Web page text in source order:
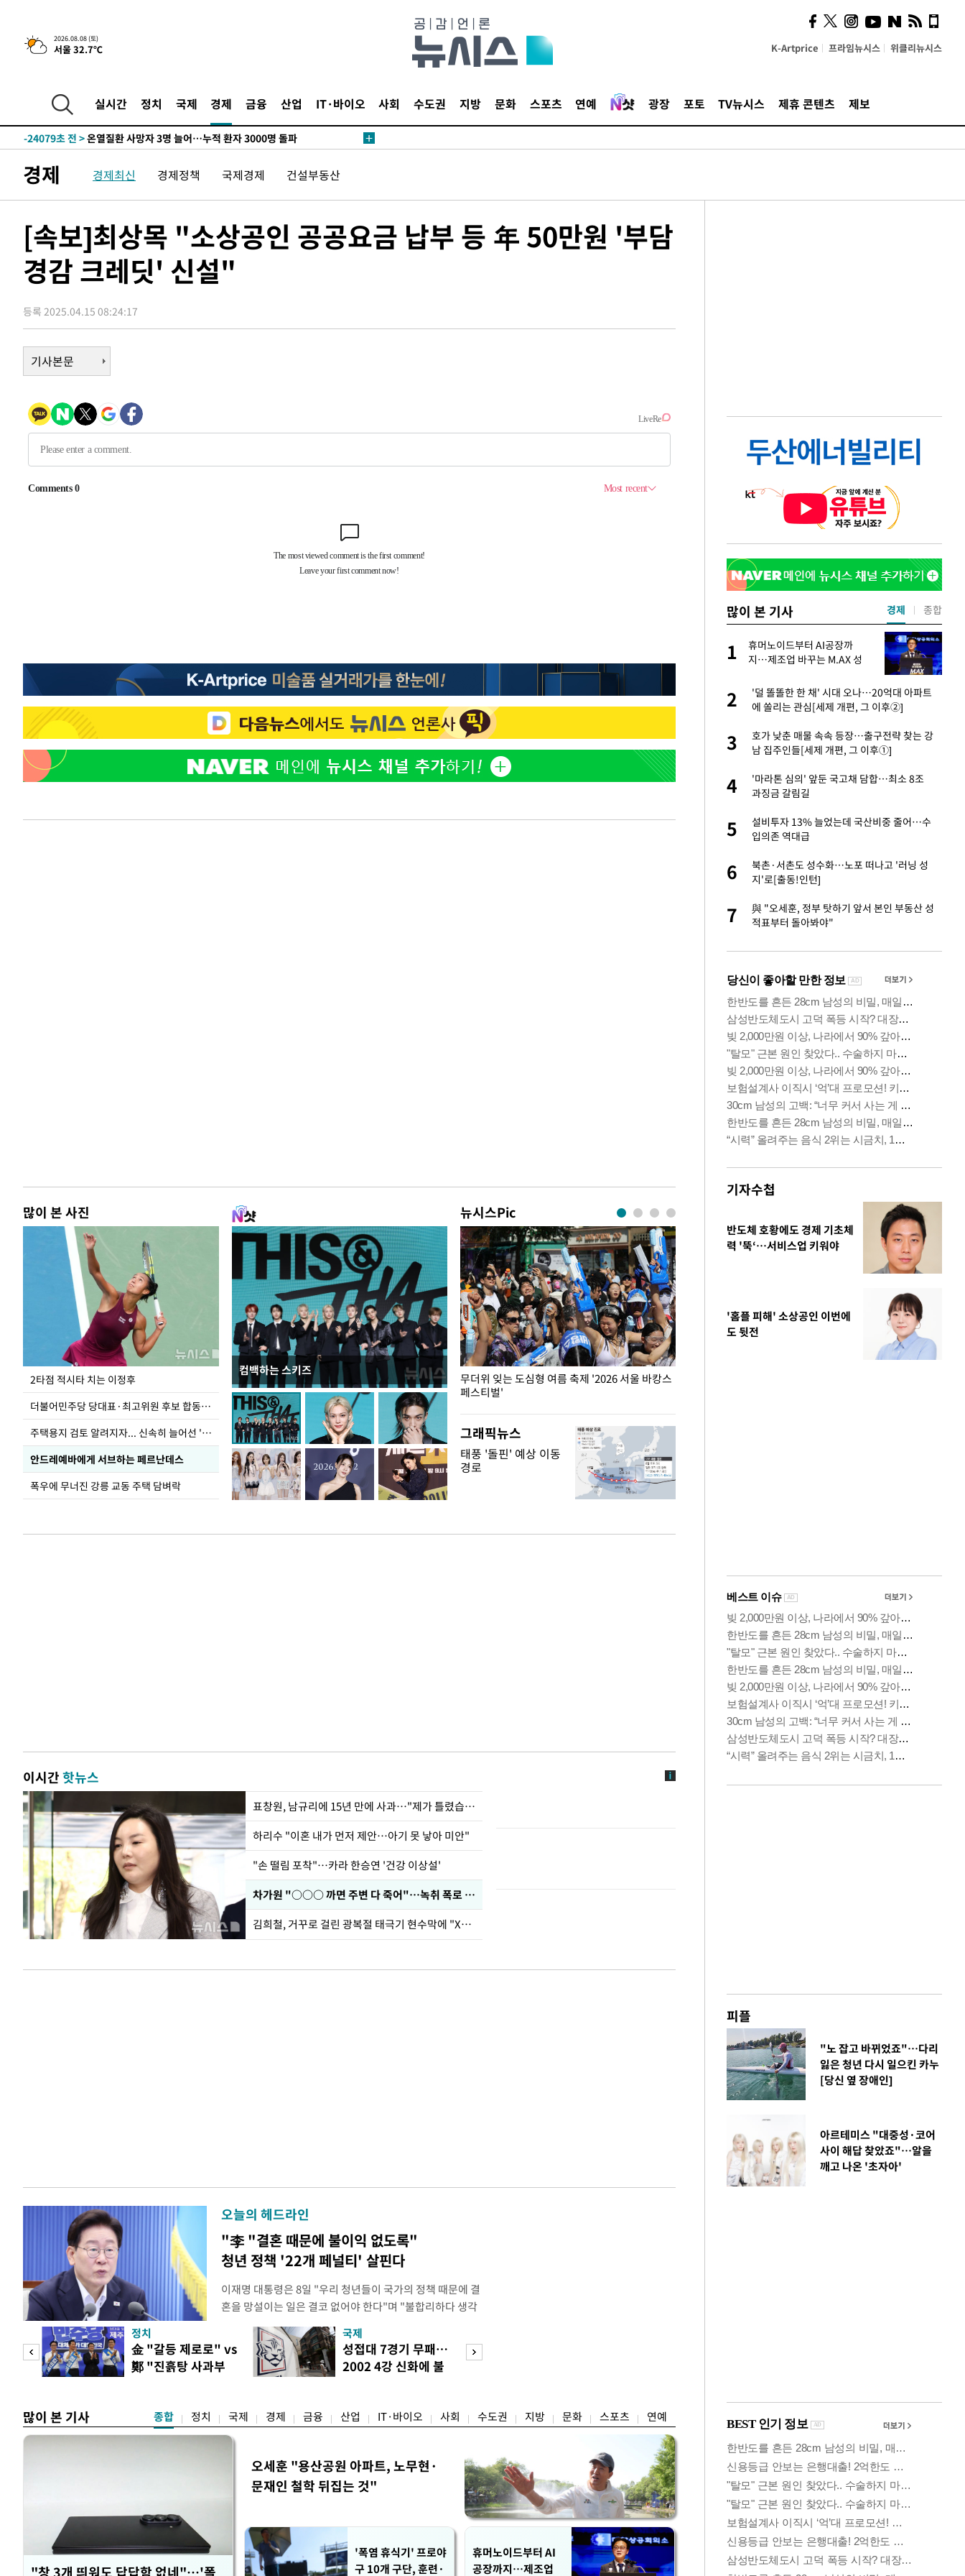
2026.08.08 (토)
서울 32.7℃ K-Artprice 프라임뉴시스 위클리뉴시스
실시간 정치 국제 경제 금융 산업 IT·바이오 사회 수도권 지방 문화 스포츠 연예 광장 포토 TV뉴시스 제휴 콘텐츠 제보
4시간 전 >[속보]뉴욕증시 상승 마감…S&P 0.6% 나스닥 1.3%↑
-25328초 전 >
[속보]이강인 "감독님이 원하는 마음 느꼈고, 많은 트로피 원해 아
틀레티코 이적"
-25110초 전 >
-24079초 전 >온열질환 사망자 3명 늘어…누적 환자 3000명 돌파
-14131초 전 >
백운산서 80년근 천종산삼 9뿌리 발견…감정가 1.3억원
-11841초 전 >선재도서 해루질 나섰다 실종 60대, 닷새 만에 숨진 채 발견
-8751초 전 >여수 오동도 해상서 모터보트 전복…1명 사망·1명 실종
-4978초 전 >
극한폭염 한풀 꺾이지만…'낮 최고 35도' 무더위, 열대야 계속[다음
주 날씨]
-1996초 전 > 축구협회 "압수수색·성접대 논란 사과…쇄신의 기회로 삼겠다"
3시간 전 >'최고 37도' 폭염 지속…강원동해안 최대 150㎜ 비
-26058초 전 >
낮 최고 35도 '무더위'…동해안 시간당 30㎜ '강한 비'[내일날씨]
-25328초 전 >[속보]이강인 "감독님이 원하는 마음 느꼈고, 많은 트로피 원해 아
-25110초 전 >수도권 40도 육박 '펄펄'…동해안 일부 지역엔 호의주의보
-24079초 전 >온열질환 사망자 3명 늘어…누적 환자 3000명 돌파
극한폭염 한풀 꺾이지만…'낮 최고 35도' 무더위, 열대야 계속[다음
축구협회 "압수수색·성접대 논란 사과…쇄신의 기회로 삼겠다"
경제 경제최신 경제정책 국제경제 건설부동산
[속보]최상목 "소상공인 공공요금 납부 등 年 50만원 '부담
경감 크레딧' 신설"
등록 2025.04.15 08:24:17
기사본문
많이 본 사진
2타점 적시타 치는 이정후
더불어민주당 당대표·최고위원 후보 합동연설회
주택용지 검토 알려지자... 신속히 늘어선 '근조화환'
안드레예바에게 서브하는 페르난데스
폭우에 무너진 강릉 교동 주택 담벼락
컴백하는 스키즈
뉴시스Pic
청와대 일주일
무더위 잊는 도심형 여름 축제 '2026 서울 바캉스
페스티벌'
그래픽뉴스
태풍 '돌핀' 예상 이동
경로
이시간핫뉴스
표창원, 남규리에 15년 만에 사과…"제가 틀렸습니다"
하리수 "이혼 내가 먼저 제안…아기 못 낳아 미안"
"손 떨림 포착"…카라 한승연 '건강 이상설'
차가원 "○○○ 까면 주변 다 죽어"…녹취 폭로 파장
김희철, 거꾸로 걸린 광복절 태극기 현수막에 "X돌았네"
오늘의 헤드라인
"李 "결혼 때문에 불이익 없도록"
청년 정책 '22개 페널티' 살핀다
이재명 대통령은 8일 "우리 청년들이 국가의 정책 때문에 결
혼을 망설이는 일은 결코 없어야 한다"며 "불합리하다 생각
하는 제도가 있을 경우 편하게 말씀해주시면 좋겠다"고 했
다. 이 대통령은 이날 오후 X(옛 트위터)에 '청년들의 목소리
로 찾은 결혼 페널티 22개' 자료를 공유하며 이같이 적었다.
이 대통령은 "결혼으로 인해 겪을 수 있는 제도
정치
金 "갈등 제로로" vs
鄭 "진흙탕 사과부
국제
성접대 7경기 무패…
2002 4강 신화에 불
많이 본 기사 종합 정치 국제 경제 금융 산업 IT·바이오 사회 수도권 지방 문화 스포츠 연예
"창 3개 띄워도 답답함 없네"…'폴
오세훈 "용산공원 아파트, 노무현·
문재인 철학 뒤집는 것"
'폭염 휴식기' 프로야
구 10개 구단, 훈련·
휴머노이드부터 AI
공장까지…제조업
많이 본 기사
써보니
2
오세훈 "용산공원 아파트, 노무현·문재인 철
학 뒤집는 것"
3
김도영·곽빈·안현민…오승환·니퍼트가 콕
집은 차기 메이저리거
4
'폭염 휴식기' 프로야구 10개 구단, 훈련·휴
5
휴머노이드부터 AI공장까지…제조업 바꾸는
1
휴머노이드부터 AI공장까
지…제조업 바꾸는 M.AX 성
2
'덜 똘똘한 한 채' 시대 오나…20억대 아파트
에 쏠리는 관심[세제 개편, 그 이후②]
3
호가 낮춘 매물 속속 등장…출구전략 찾는 강
남 집주인들[세제 개편, 그 이후①]
4
'마라톤 심의' 앞둔 국고채 담합…최소 8조
과징금 갈림길
5
설비투자 13% 늘었는데 국산비중 줄어…수
입의존 역대급
6
북촌·서촌도 성수화…노포 떠나고 '러닝 성
지'로[출동!인턴]
7
與 "오세훈, 정부 탓하기 앞서 본인 부동산 성
적표부터 돌아봐야"
경제 종합
기자수첩
반도체 호황에도 경제 기초체
력 '뚝‘…서비스업 키워야
'홈플 피해' 소상공인 이번에
도 뒷전
피플
"노 잡고 바뀌었죠"…다리
잃은 청년 다시 일으킨 카누
[당신 옆 장애인]
아르테미스 "대중성·코어
사이 해답 찾았죠"…알을
깨고 나온 '초자아'